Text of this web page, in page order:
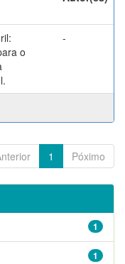
o
-
1 Póximo
1
1